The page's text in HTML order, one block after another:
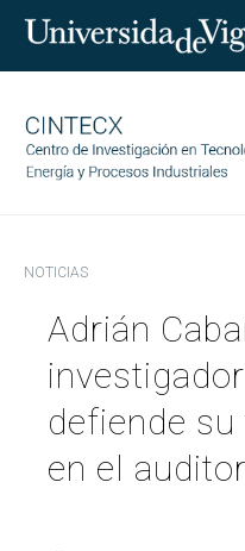
Investigación
Transferencia
Ciencia y sociedad
Igualdad
NOTICIAS
Adrián
defiende
en el